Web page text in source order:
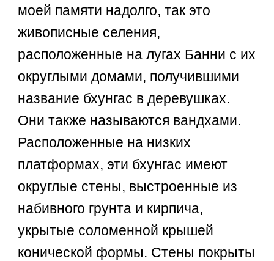
моей памяти надолго, так это
живописные селения,
расположенные на лугах Банни с их
округлыми домами, получившими
название бхунгас в деревушках.
Они также называются вандхами.
Расположенные на низких
платформах, эти бхунгас имеют
округлые стены, выстроенные из
набивного грунта и кирпича,
укрытые соломенной крышей
конической формы. Стены покрыты